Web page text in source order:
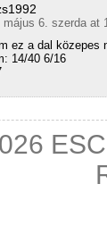
május 6. szerda at
ez a dal közepes
14/40 6/16